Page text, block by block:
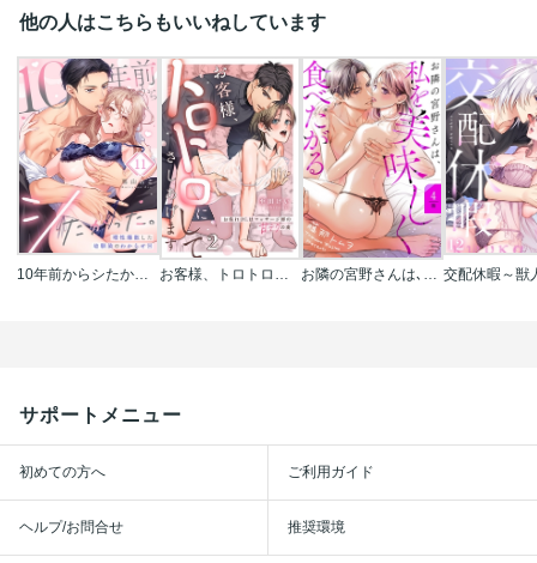
他の人はこちらもいいねしています
10年前からシたかった。～理性爆散した幼馴染のわからせＨ お客様、トロトロにしてさしあげます～お疲れOLはマッサージ師の甘テクの虜 お隣の宮野さんは､私を美味しく食べたがる【単話売】
サポートメニュー
初めての方へ ご利用ガイド
ヘルプ/お問合せ 推奨環境